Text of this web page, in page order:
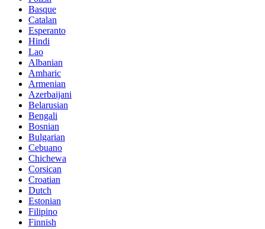
Basque
Catalan
Esperanto
Hindi
Lao
Albanian
Amharic
Armenian
Azerbaijani
Belarusian
Bengali
Bosnian
Bulgarian
Cebuano
Chichewa
Corsican
Croatian
Dutch
Estonian
Filipino
Finnish